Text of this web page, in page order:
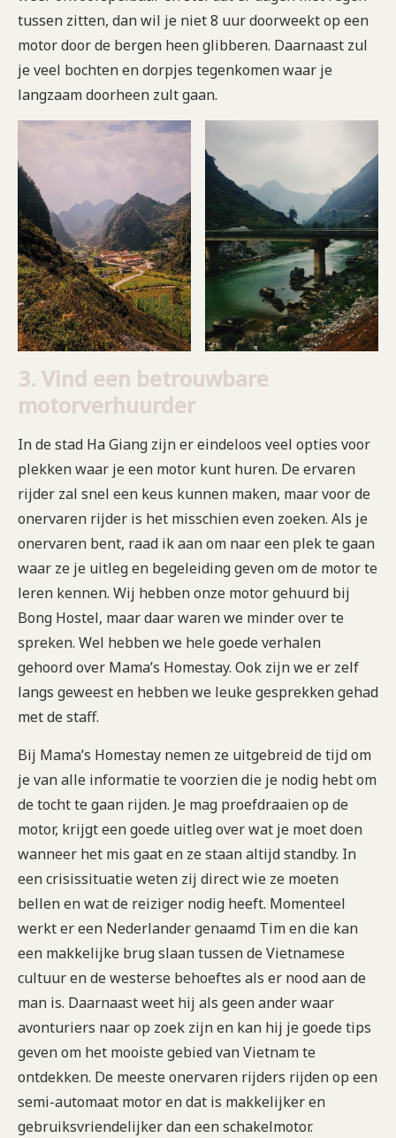
tussen zitten, dan wil je niet 8 uur doorweekt op een
motor door de bergen heen glibberen. Daarnaast zul
je veel bochten en dorpjes tegenkomen waar je
langzaam doorheen zult gaan.
3. Vind een betrouwbare
motorverhuurder
In de stad Ha Giang zijn er eindeloos veel opties voor
plekken waar je een motor kunt huren. De ervaren
rijder zal snel een keus kunnen maken, maar voor de
onervaren rijder is het misschien even zoeken. Als je
onervaren bent, raad ik aan om naar een plek te gaan
waar ze je uitleg en begeleiding geven om de motor te
leren kennen. Wij hebben onze motor gehuurd bij
Bong Hostel, maar daar waren we minder over te
spreken. Wel hebben we hele goede verhalen
gehoord over Mama’s Homestay. Ook zijn we er zelf
langs geweest en hebben we leuke gesprekken gehad
met de staff.
Bij Mama’s Homestay nemen ze uitgebreid de tijd om
je van alle informatie te voorzien die je nodig hebt om
de tocht te gaan rijden. Je mag proefdraaien op de
motor, krijgt een goede uitleg over wat je moet doen
wanneer het mis gaat en ze staan altijd standby. In
een crisissituatie weten zij direct wie ze moeten
bellen en wat de reiziger nodig heeft. Momenteel
werkt er een Nederlander genaamd Tim en die kan
een makkelijke brug slaan tussen de Vietnamese
cultuur en de westerse behoeftes als er nood aan de
man is. Daarnaast weet hij als geen ander waar
avonturiers naar op zoek zijn en kan hij je goede tips
geven om het mooiste gebied van Vietnam te
ontdekken. De meeste onervaren rijders rijden op een
semi-automaat motor en dat is makkelijker en
gebruiksvriendelijker dan een schakelmotor.